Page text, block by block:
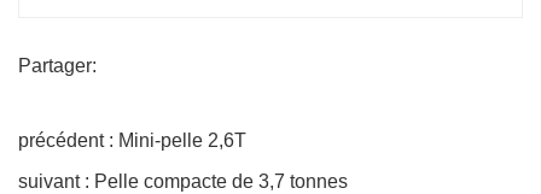
Partager:
précédent : Mini-pelle 2,6T
suivant : Pelle compacte de 3,7 tonnes